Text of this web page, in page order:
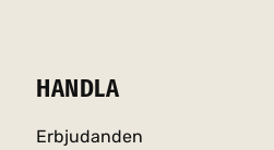
HANDLA
Erbjudanden